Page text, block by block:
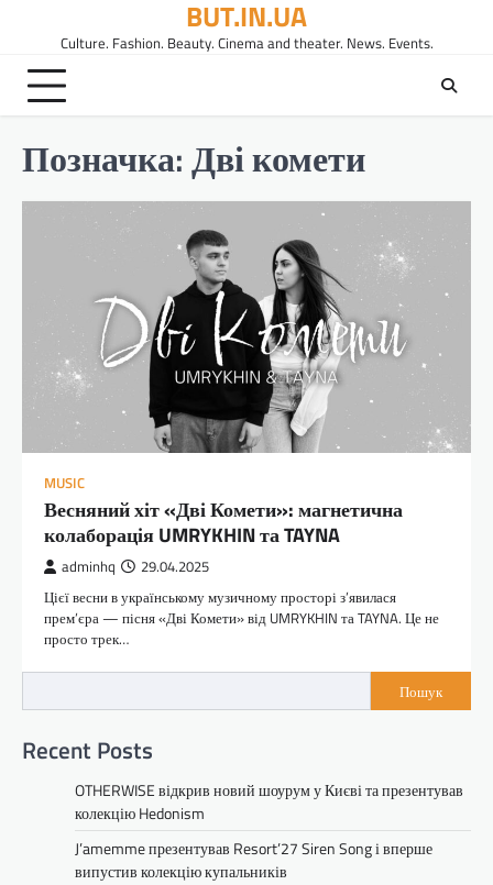
вмісту
BUT.IN.UA
Culture. Fashion. Beauty. Cinema and theater. News. Events.
Позначка:Дві комети
MUSIC
Весняний хіт «Дві Комети»: магнетична
колаборація UMRYKHIN та TAYNA
adminhq 29.04.2025
Цієї весни в українському музичному просторі з’явилася
прем’єра — пісня «Дві Комети» від UMRYKHIN та TAYNA. Це не
просто трек…
Пошук
Recent Posts
OTHERWISE відкрив новий шоурум у Києві та презентував
колекцію Hedonism
J’amemme презентував Resort’27 Siren Song і вперше
випустив колекцію купальників